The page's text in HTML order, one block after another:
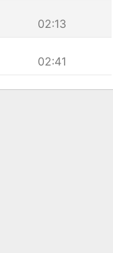
02:13
02:41